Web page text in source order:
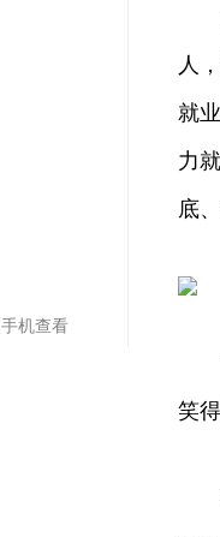
手机查看
德
人
就
力
底
“
笑
“